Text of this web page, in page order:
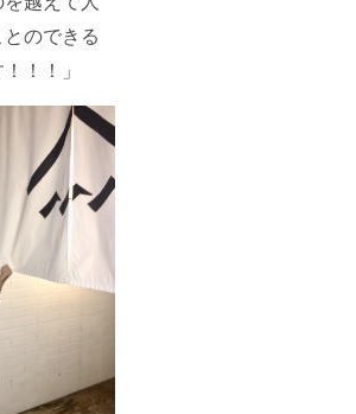
のできる
！！」